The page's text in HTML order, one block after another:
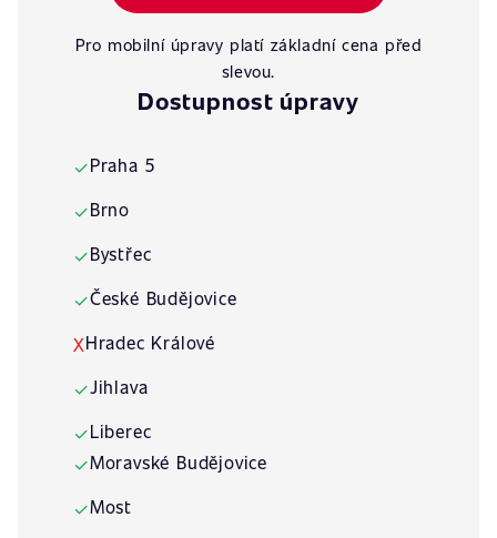
Pro mobilní úpravy platí základní cena před
slevou.
Dostupnost úpravy
✓Praha 5
✓Brno
✓Bystřec
✓České Budějovice
XHradec Králové
✓Jihlava
✓Liberec
✓Moravské Budějovice
✓Most